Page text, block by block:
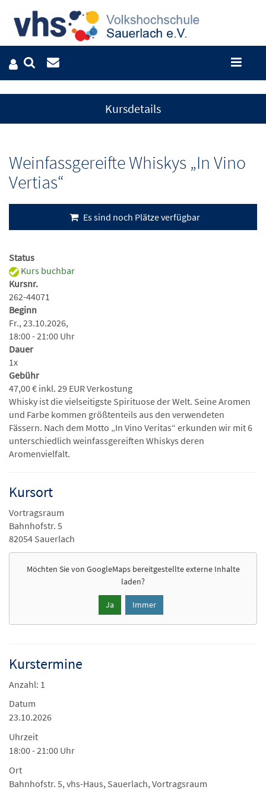
Kursdetails
Weinfassgereifte Whiskys „In Vino
Vertias“
Es sind noch Plätze verfügbar
Status
Kurs buchbar
Kursnr.
262-44071
Beginn
Fr., 23.10.2026,
18:00 - 21:00 Uhr
Dauer
1x
Gebühr
47,00 € inkl. 29 EUR Verkostung
Whisky ist die vielseitigste Spirituose der Welt. Seine Aromen
und Farbe kommen größtenteils aus den verwendeten
Fässern. Nach dem Motto „In Vino Veritas“ erkunden wir mit 6
unterschiedlich weinfassgereiften Whiskys deren
Aromenvielfalt.
Kursort
Vortragsraum
Bahnhofstr. 5
82054 Sauerlach
Möchten Sie von GoogleMapsbereitgestellte externe Inhalte
laden?
Ja Immer
Kurstermine
Anzahl: 1
Datum
23.10.2026
Uhrzeit
18:00 - 21:00 Uhr
Ort
Bahnhofstr. 5, vhs-Haus, Sauerlach, Vortragsraum